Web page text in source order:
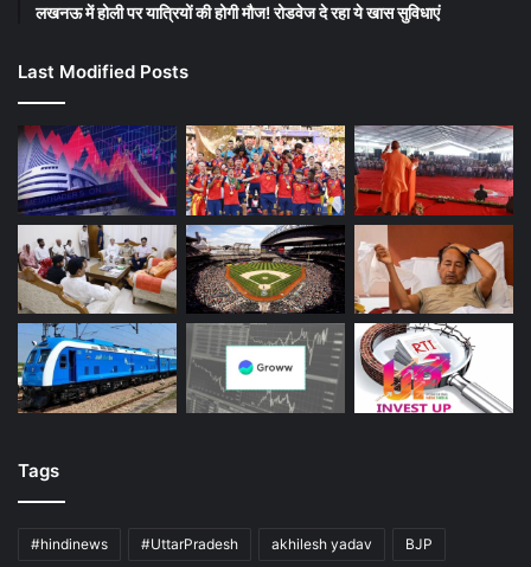
लखनऊ में होली पर यात्रियों की होगी मौज! रोडवेज दे रहा ये खास सुविधाएं
Last Modified Posts
Tags
#hindinews #UttarPradesh akhilesh yadav BJP